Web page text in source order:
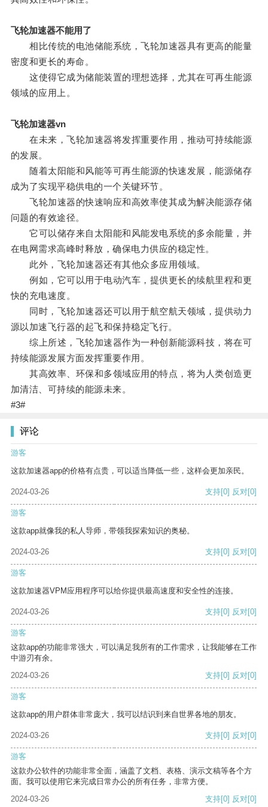
飞轮加速器不能用了
相比传统的电池储能系统，飞轮加速器具有更高的能量
密度和更长的寿命。
这使得它成为储能装置的理想选择，尤其在可再生能源
领域的应用上。
飞轮加速器vn
在未来，飞轮加速器将发挥重要作用，推动可持续能源
的发展。
随着太阳能和风能等可再生能源的快速发展，能源储存
成为了实现平稳供电的一个关键环节。
飞轮加速器的快速响应和高效率使其成为解决能源存储
问题的有效途径。
它可以储存来自太阳能和风能发电系统的多余能量，并
在电网需求高峰时释放，确保电力供应的稳定性。
此外，飞轮加速器还有其他众多应用领域。
例如，它可以用于电动汽车，提供更长的续航里程和更
快的充电速度。
同时，飞轮加速器还可以用于航空航天领域，提供动力
源以加速飞行器的起飞和保持稳定飞行。
综上所述，飞轮加速器作为一种创新能源科技，将在可
持续能源发展方面发挥重要作用。
其高效率、环保和多领域应用的特点，将为人类创造更
加清洁、可持续的能源未来。
#3#
评论
游客
这款加速器app的价格有点贵，可以适当降低一些，这样会更加亲民。
2024-03-26 支持[0] 反对[0]
游客
这款app就像我的私人导师，带领我探索知识的奥秘。
2024-03-26 支持[0] 反对[0]
游客
这款加速器VPM应用程序可以给你提供最高速度和安全性的连接。
2024-03-26 支持[0] 反对[0]
游客
这款app的功能非常强大，可以满足我所有的工作需求，让我能够在工作
中游刃有余。
2024-03-26
支持[0] 反对[0]
游客
这款app的用户群体非常庞大，我可以结识到来自世界各地的朋友。
2024-03-26 支持[0] 反对[0]
游客
这款办公软件的功能非常全面，涵盖了文档、表格、演示文稿等各个方
面。我可以使用它来完成日常办公的所有任务，非常方便。
2024-03-26
支持[0] 反对[0]